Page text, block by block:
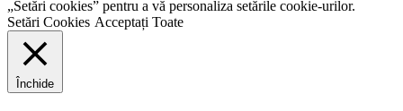
„Setări cookies” pentru a vă personaliza setările cookie-urilor.
Setări Cookies Acceptați Toate
Închide